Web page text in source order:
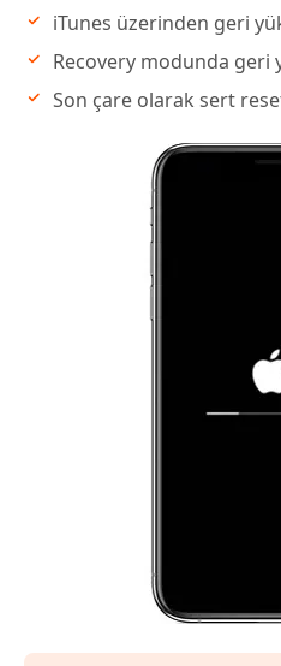
iTunes üzerinden geri
Recovery modunda geri
Son çare olarak sert